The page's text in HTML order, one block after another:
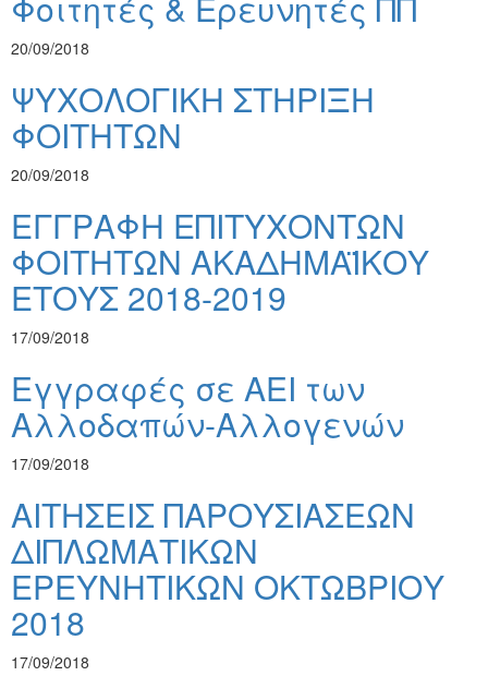
20/09/2018
ΨΥΧΟΛΟΓΙΚΗ ΣΤΗΡΙΞΗ
ΦΟΙΤΗΤΩΝ
20/09/2018
ΕΓΓΡΑΦΗ ΕΠΙΤΥΧΟΝΤΩΝ
ΦΟΙΤΗΤΩΝ ΑΚΑΔΗΜΑΪΚΟΥ
ΕΤΟΥΣ 2018-2019
17/09/2018
Εγγραφές σε ΑΕΙ των
Αλλοδαπών-Αλλογενών
17/09/2018
ΑΙΤΗΣΕΙΣ ΠΑΡΟΥΣΙΑΣΕΩΝ
ΔΙΠΛΩΜΑΤΙΚΩΝ
ΕΡΕΥΝΗΤΙΚΩΝ ΟΚΤΩΒΡΙΟΥ
2018
17/09/2018